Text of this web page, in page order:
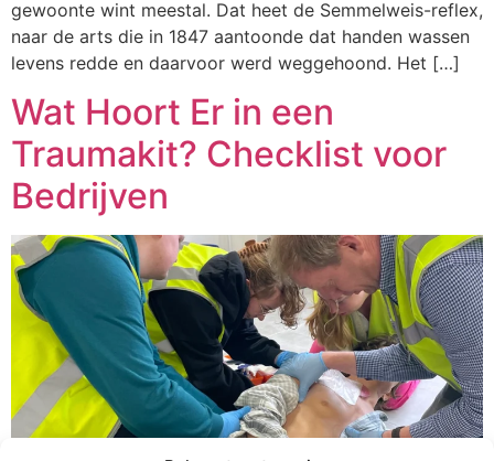
gewoonte wint meestal. Dat heet de Semmelweis-reflex,
naar de arts die in 1847 aantoonde dat handen wassen
levens redde en daarvoor werd weggehoond. Het […]
Wat Hoort Er in een
Traumakit? Checklist voor
Bedrijven